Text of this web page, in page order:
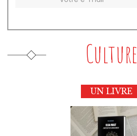
Culture
UN LIVRE